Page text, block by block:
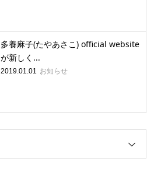
多養麻子(たやあさこ) official website
が新しく...
2019.01.01 お知らせ